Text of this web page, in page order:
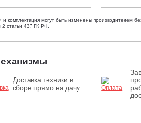
комплектация могут быть изменены производителем
2 статьи 437 ГК РФ.
Доставка техники в
сборе прямо на дачу.